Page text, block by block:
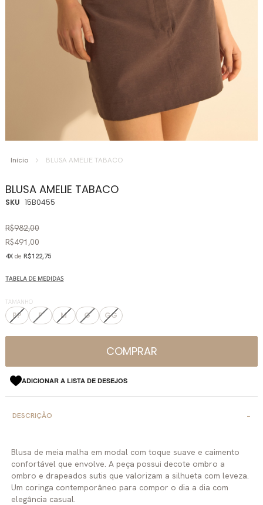
Início BLUSA AMELIE TABACO
BLUSA AMELIE TABACO
SKU 15B0455
R$982,00
R$491,00
4X de R$122,75
TAMANHO
PP P M G GG
COMPRAR
ADICIONAR A LISTA DE DESEJOS
DESCRIÇÃO
Blusa de meia malha em modal com toque suave e caimento
confortável que envolve. A peça possui decote ombro a
ombro e drapeados sutis que valorizam a silhueta com leveza.
Um coringa contemporâneo para compor o dia a dia com
elegância casual.
para
da
Galeria
imagens